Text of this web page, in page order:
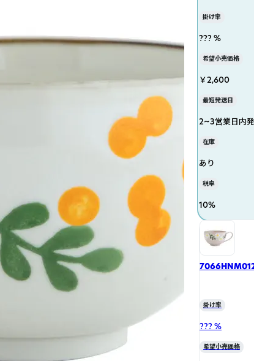
掛け率
??? %
希望小売価格
￥2,600
最短発送日
2~3営業日内
在庫
あり
税率
10%
掛け率
??? %
希望小売価格